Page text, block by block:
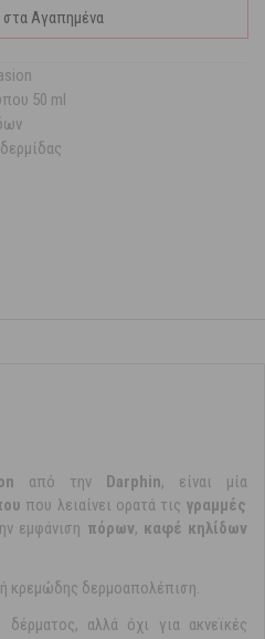
Αγαπημένα
50 ml
από την Darphin,
είναι μία
που λειαίνει ορατά τις γραμμές
εμφάνιση πόρων, καφέ κηλίδων
κρεμώδης δερμοαπολέπιση.
αλλά όχι για ακνεϊκές